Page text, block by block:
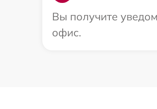
Вы получите
офис.